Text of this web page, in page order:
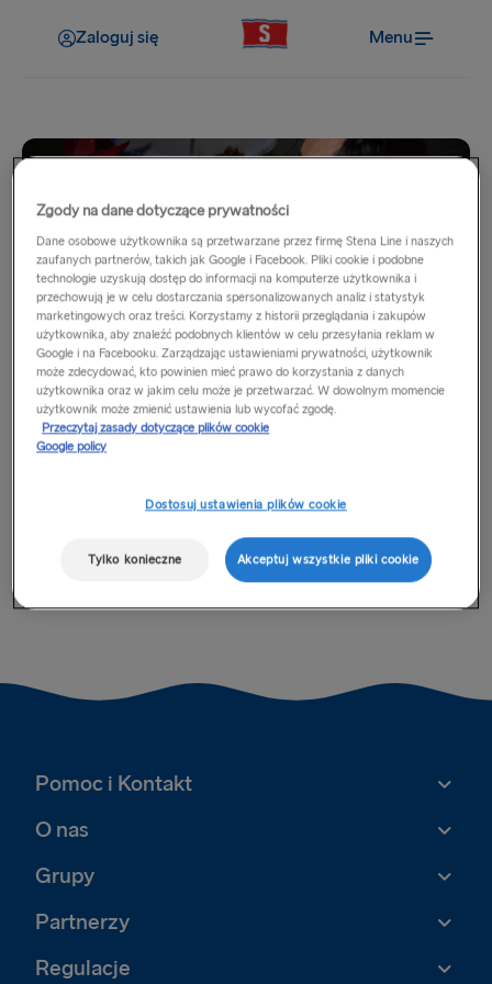
Zaloguj się Menu
Strona główna
Świąteczny bufet na morzu
O nie!
Wygląda na to, że ta oferta wygasła. Prosimy o
aktualizacji dotyczących tej oferty. W międzyczasie
której można zapoznać się z najnowszymi dostępnymi
ofertami, które pomogą zaoszczędzić na kolejnej wspaniałej
Pomoc i Kontakt
O nas
Grupy
Partnerzy
Regulacje
Zgody na dane dotyczące prywatności
Dane osobowe użytkownika są przetwarzane przez firmę Stena Line i naszych
zaufanych partnerów, takich jak Google i Facebook. Pliki cookie i podobne
technologie uzyskują dostęp do informacji na komputerze użytkownika i
przechowują je w celu dostarczania spersonalizowanych analiz i statystyk
marketingowych oraz treści. Korzystamy z historii przeglądania i zakupów
użytkownika, aby znaleźć podobnych klientów w celu przesyłania reklam w
Google i na Facebooku. Zarządzając ustawieniami prywatności, użytkownik
może zdecydować, kto powinien mieć prawo do korzystania z danych
użytkownika oraz w jakim celu może je przetwarzać. W dowolnym momencie
użytkownik może zmienić ustawienia lub wycofać zgodę.
Przeczytaj zasady dotyczące plików cookie
Google policy
Dostosuj ustawienia plików cookie
Tylko konieczne Akceptuj wszystkie pliki cookie